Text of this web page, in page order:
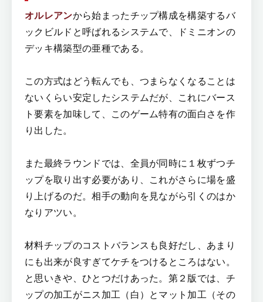
オルレアンから始まったチップ構成を構築するバ
ックビルドと呼ばれるシステムで、ドミニオンの
デッキ構築型の亜種である。
この方式はどう転んでも、つまらなくなることは
ないくらい安定したシステムだが、これにバース
ト要素を加味して、このゲーム特有の面白さを作
り出した。
また最終ラウンドでは、全員が同時に１枚ずつチ
ップを取り出す必要があり、これがさらに場を盛
り上げるのだ。相手の動向を見ながら引くのはか
なりアツい。
材料チップのコストバランスも良好だし、あまり
にも出来が良すぎてケチをつけるところはない。
と思いきや、ひとつだけあった。第２版では、チ
ップの加工がニス加工（白）とマット加工（その